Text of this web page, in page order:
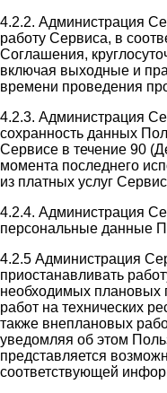
4.2.2. Администрация
работу Сервиса, в
Соглашения,
включая выходные и
времени проведения
4.2.3. Администрация
сохранность данных
Сервисе в течение 90
момента последнего
из платных услуг
4.2.4. Администрация
персональные данные
4.2.5 Администрация
приостанавливать
необходимых плановых
работ на технических
также внеплановых
уведомляя об этом
представляется
соответствующей